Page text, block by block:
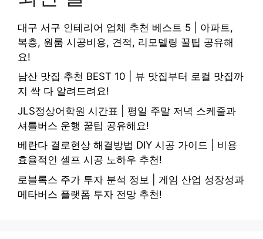
대구 서구 인테리어 업체 추천 베스트 5 | 아파트,
복층, 원룸 시공비용, 견적, 리모델링 꿀팁 공유해
요!
남산 맛집 추천 BEST 10 | 뷰 맛집부터 로컬 맛집까
지 싹 다 알려드려요!
JLS정상어학원 시간표 | 평일 주말 저녁 스케줄과
셔틀버스 운행 꿀팁 공유해요!
베란다 결로현상 해결방법 DIY 시공 가이드 | 비용
효율적인 셀프 시공 노하우 추천!
로블록스 주가 투자 분석 정보 | 게임 산업 성장성과
메타버스 플랫폼 투자 전망 추천!